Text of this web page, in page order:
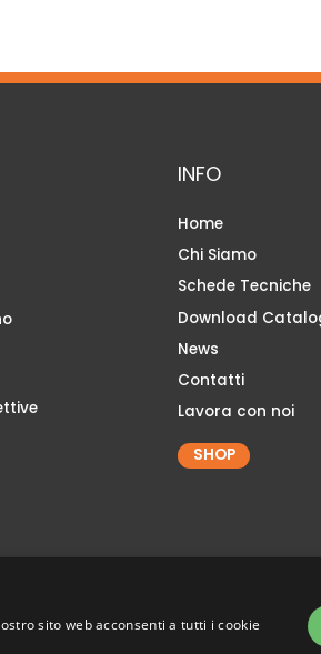
INFO
Home
Chi Siamo
Schede Tecniche
Download
News
Contatti
Lavora con noi
SHOP
sito web acconsenti a tutti i cookie